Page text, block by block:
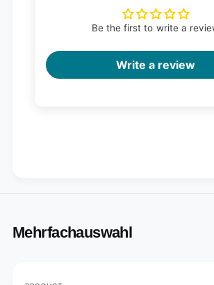
Be the first to write a
Write a review
Mehrfachauswahl
Your